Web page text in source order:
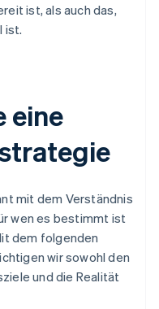
ist, als auch das,
ist.
eine
mit dem Verständnis
wen es bestimmt ist
dem folgenden
wir sowohl den
und die Realität